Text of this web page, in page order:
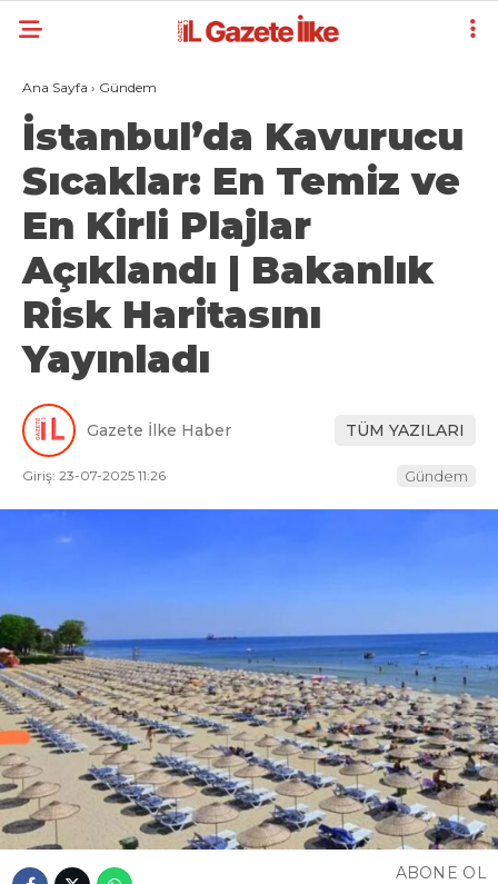
Ana Sayfa › Gündem
İstanbul’da Kavurucu
Sıcaklar: En Temiz ve
En Kirli Plajlar
Açıklandı | Bakanlık
Risk Haritasını
Yayınladı
Gazete İlke Haber TÜM YAZILARI
Giriş: 23-07-2025 11:26 Gündem
ABONE OL